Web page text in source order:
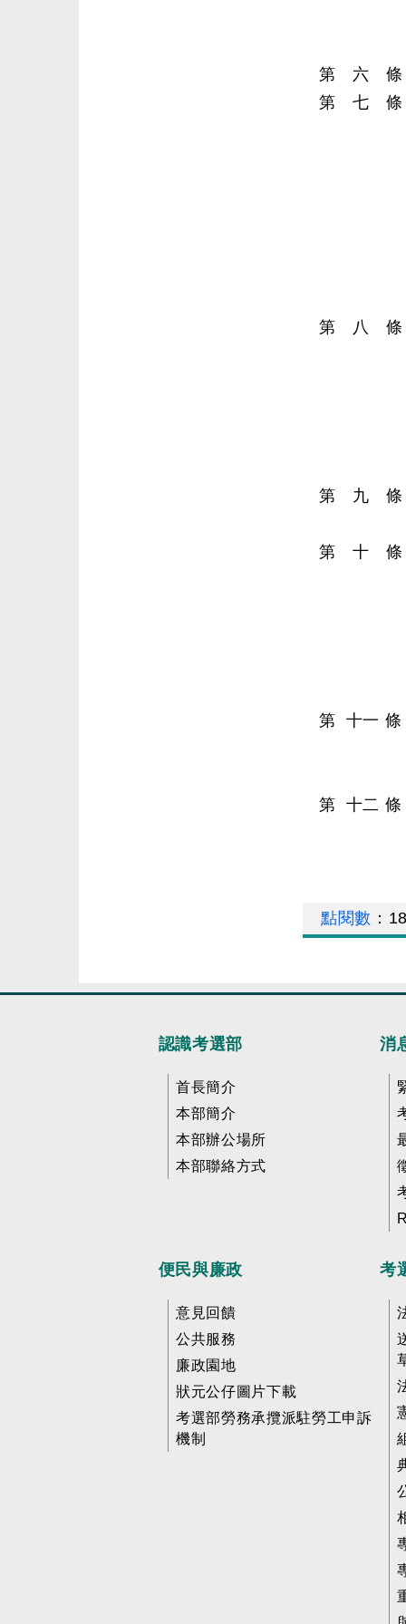
第 六 條
第 七 條
第 八 條
第 九 條
第 十 條
第 十一
第 十二
點閱數 ：
認識考選部
首長簡介
本部簡介
本部辦公場所
本部聯絡方式
消
便民與廉政
意見回饋
公共服務
廉政園地
狀元公仔圖片下載
考選部勞務承攬派駐勞工申訴
機制
考